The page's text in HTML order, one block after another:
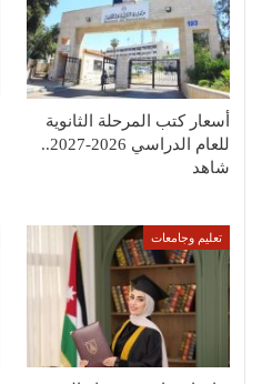
أسعار كتب المرحلة الثانوية
للعام الدراسي 2026-2027..
شاهد
تعليم وجامعات